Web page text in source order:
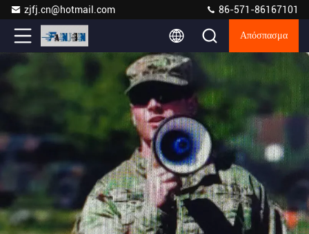
zjfj.cn@hotmail.com 86-571-86167101
Απόσπασμα